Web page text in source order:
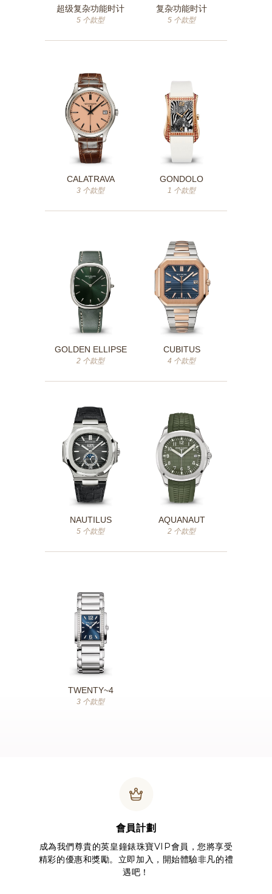
會員計劃
成為我們尊貴的英皇鐘錶珠寶VIP會員，您將享受
精彩的優惠和獎勵。立即加入，開始體驗非凡的禮
遇吧！